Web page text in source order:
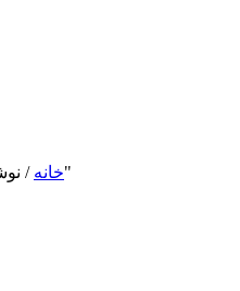
خانه / نوشته دارای تگ : "کتاب تهران عاشق"